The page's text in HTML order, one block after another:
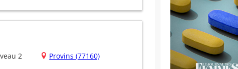
2 Provins (77160)